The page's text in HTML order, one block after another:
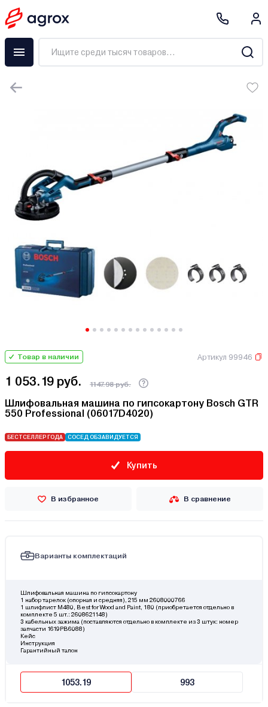
Товар в наличии Артикул 99946
1 053.19 руб. 1147.98 руб.
Шлифовальная машина по гипсокартону Bosch GTR
550 Professional (06017D4020)
БЕСТСЕЛЛЕР ГОДА СОСЕД ОБЗАВИДУЕТСЯ
Купить
В избранное В сравнение
Варианты комплектаций
Шлифовальная машина по гипсокартону
1 набор тарелок (опорная и средняя), 215 мм 2608000766
1 шлифлист M480, Best for Wood and Paint, 180 (приобретается отдельно в
комплекте 5 шт.: 2608621148)
3 кабельных зажима (поставляются отдельно в комплекте из 3 штук: номер
запчасти 1619PB6088)
Кейс
Инструкция
Гарантийный талон
1053.19 993